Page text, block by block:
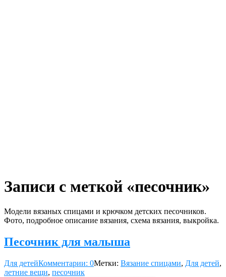
Записи с меткой «песочник»
Модели вязаных спицами и крючком детских песочников.
Фото, подробное описание вязания, схема вязания, выкройка.
Песочник для малыша
Для детейКомментарии: 0Метки: Вязание спицами, Для детей,
летние вещи, песочник